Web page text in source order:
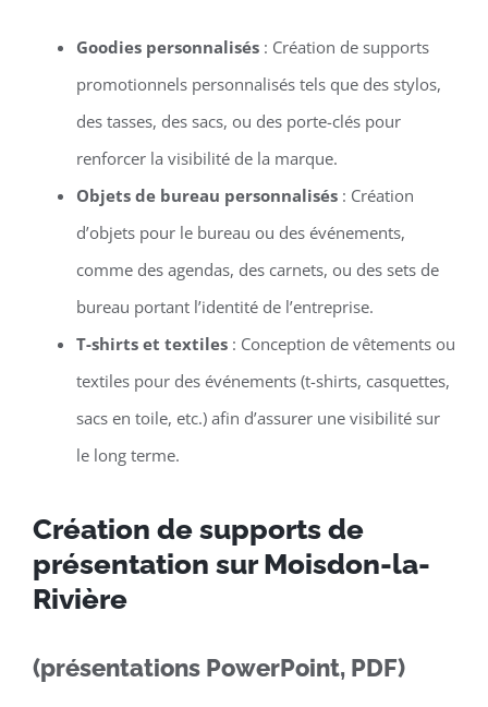
Goodies personnalisés: Création de supports
promotionnels personnalisés tels que des stylos,
des tasses, des sacs, ou des porte-clés pour
renforcer la visibilité de la marque.
Objets de bureau personnalisés: Création
d’objets pour le bureau ou des événements,
comme des agendas, des carnets, ou des sets de
bureau portant l’identité de l’entreprise.
T-shirts et textiles: Conception de vêtements ou
textiles pour des événements (t-shirts, casquettes,
sacs en toile, etc.) afin d’assurer une visibilité sur
le long terme.
Création de supports de
présentation sur Moisdon-la-
Rivière
(présentations PowerPoint, PDF)